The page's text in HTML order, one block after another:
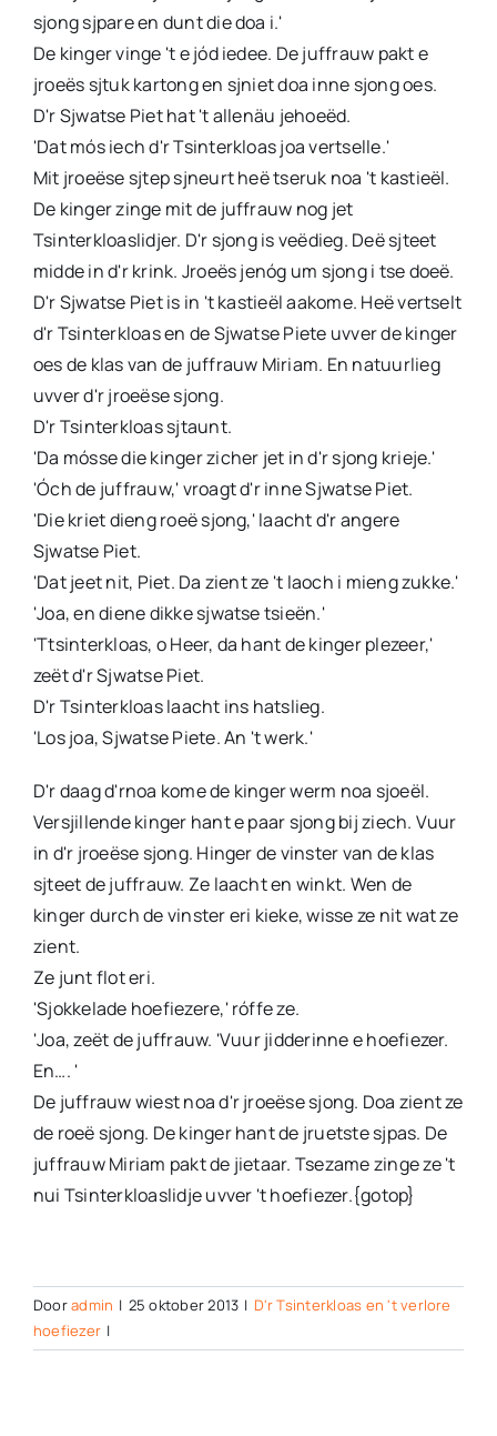
sjong sjpare en dunt die doa i.'
De kinger vinge 't e jód iedee. De juffrauw pakt e
jroeës sjtuk kartong en sjniet doa inne sjong oes.
D'r Sjwatse Piet hat 't allenäu jehoeëd.
'Dat mós iech d'r Tsinterkloas joa vertselle.'
Mit jroeëse sjtep sjneurt heë tseruk noa 't kastieël.
De kinger zinge mit de juffrauw nog jet
Tsinterkloaslidjer. D'r sjong is veëdieg. Deë sjteet
midde in d'r krink. Jroeës jenóg um sjong i tse doeë.
D'r Sjwatse Piet is in 't kastieël aakome. Heë vertselt
d'r Tsinterkloas en de Sjwatse Piete uvver de kinger
oes de klas van de juffrauw Miriam. En natuurlieg
uvver d'r jroeëse sjong.
D'r Tsinterkloas sjtaunt.
'Da mósse die kinger zicher jet in d'r sjong krieje.'
'Óch de juffrauw,' vroagt d'r inne Sjwatse Piet.
'Die kriet dieng roeë sjong,' laacht d'r angere
Sjwatse Piet.
'Dat jeet nit, Piet. Da zient ze 't laoch i mieng zukke.'
'Joa, en diene dikke sjwatse tsieën.'
'Ttsinterkloas, o Heer, da hant de kinger plezeer,'
zeët d'r Sjwatse Piet.
D'r Tsinterkloas laacht ins hatslieg.
'Los joa, Sjwatse Piete. An 't werk.'
D'r daag d'rnoa kome de kinger werm noa sjoeël.
Versjillende kinger hant e paar sjong bij ziech. Vuur
in d'r jroeëse sjong. Hinger de vinster van de klas
sjteet de juffrauw. Ze laacht en winkt. Wen de
kinger durch de vinster eri kieke, wisse ze nit wat ze
zient.
Ze junt flot eri.
'Sjokkelade hoefiezere,' róffe ze.
'Joa, zeët de juffrauw. 'Vuur jidderinne e hoefiezer.
En…. '
De juffrauw wiest noa d'r jroeëse sjong. Doa zient ze
de roeë sjong. De kinger hant de jruetste sjpas. De
juffrauw Miriam pakt de jietaar. Tsezame zinge ze 't
nui Tsinterkloaslidje uvver 't hoefiezer.{gotop}
Dooradmin | 25 oktober 2013 | D'r Tsinterkloas en 't verlore
hoefiezer |